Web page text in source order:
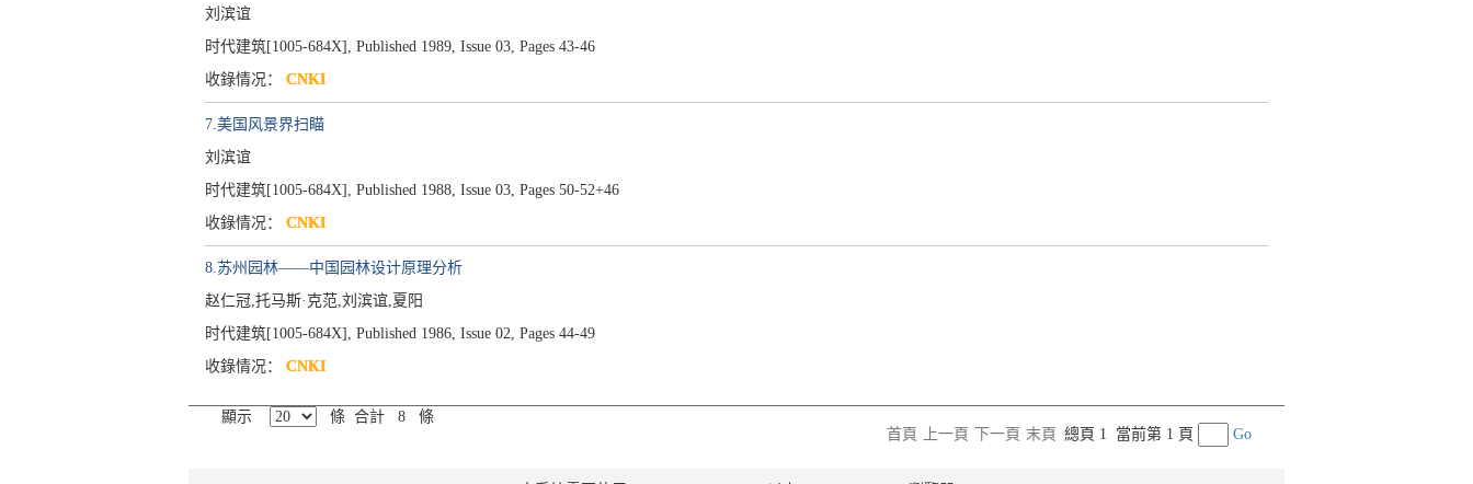
刘滨谊
时代建筑[1005-684X], Published 1989, Issue 03, Pages 43-46
收錄情况： CNKI
7.美国风景界扫瞄
刘滨谊
时代建筑[1005-684X], Published 1988, Issue 03, Pages 50-52+46
收錄情况： CNKI
8.苏州园林——中国园林设计原理分析
赵仁冠,托马斯·克范,刘滨谊,夏阳
时代建筑[1005-684X], Published 1986, Issue 02, Pages 44-49
收錄情况： CNKI
顯示
條 合計 8 條
首頁
上一頁 下一頁 末頁 總頁 1 當前第 1 頁 Go